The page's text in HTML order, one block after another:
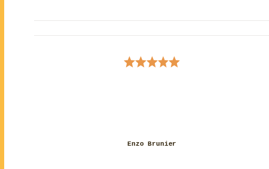
Enzo Brunier